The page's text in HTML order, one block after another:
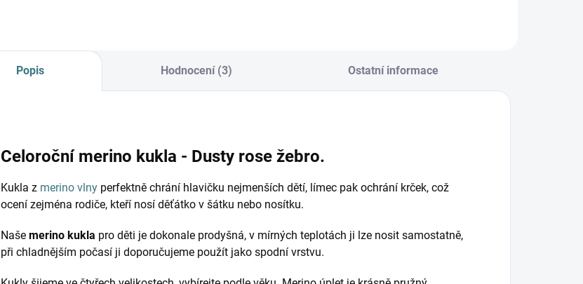
Popis Hodnocení (3) Ostatní informace
Celoroční merino kukla - Dusty rose žebro.
Kukla z merino vlny perfektně chrání hlavičku nejmenších dětí, límec pak ochrání krček, což
ocení zejména rodiče, kteří nosí děťátko v šátku nebo nosítku.
Naše merino kukla pro děti je dokonale prodyšná, v mírných teplotách ji lze nosit samostatně,
při chladnějším počasí ji doporučujeme použít jako spodní vrstvu.